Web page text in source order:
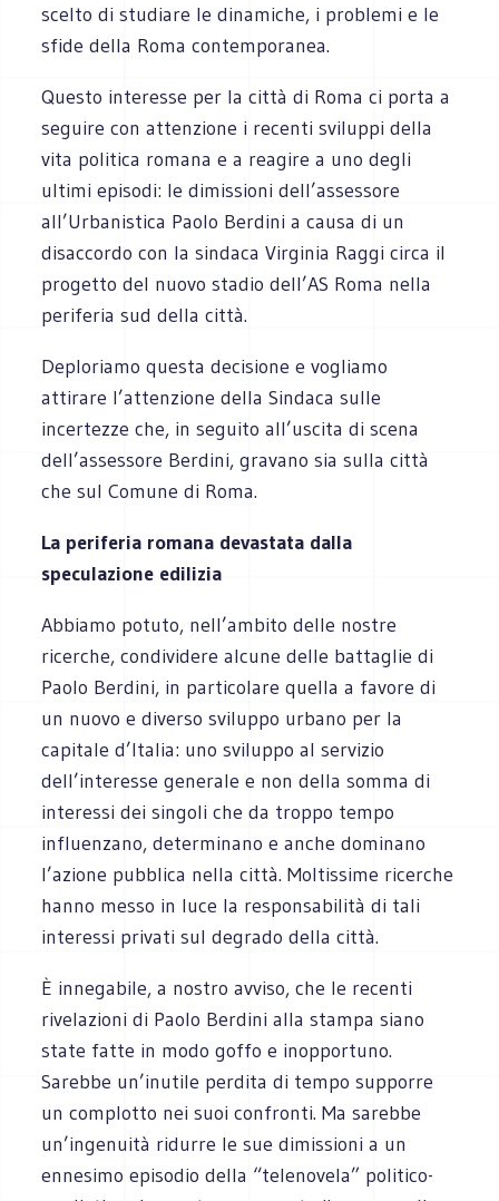
scelto di studiare le dinamiche, i problemi e le
sfide della Roma contemporanea.
Questo interesse per la città di Roma ci porta a
seguire con attenzione i recenti sviluppi della
vita politica romana e a reagire a uno degli
ultimi episodi: le dimissioni dell’assessore
all’Urbanistica Paolo Berdini a causa di un
disaccordo con la sindaca Virginia Raggi circa il
progetto del nuovo stadio dell’AS Roma nella
periferia sud della città.
Deploriamo questa decisione e vogliamo
attirare l’attenzione della Sindaca sulle
incertezze che, in seguito all’uscita di scena
dell’assessore Berdini, gravano sia sulla città
che sul Comune di Roma.
La periferia romana devastata dalla
speculazione edilizia
Abbiamo potuto, nell’ambito delle nostre
ricerche, condividere alcune delle battaglie di
Paolo Berdini, in particolare quella a favore di
un nuovo e diverso sviluppo urbano per la
capitale d’Italia: uno sviluppo al servizio
dell’interesse generale e non della somma di
interessi dei singoli che da troppo tempo
influenzano, determinano e anche dominano
l’azione pubblica nella città. Moltissime ricerche
hanno messo in luce la responsabilità di tali
interessi privati sul degrado della città.
È innegabile, a nostro avviso, che le recenti
rivelazioni di Paolo Berdini alla stampa siano
state fatte in modo goffo e inopportuno.
Sarebbe un’inutile perdita di tempo supporre
un complotto nei suoi confronti. Ma sarebbe
un’ingenuità ridurre le sue dimissioni a un
ennesimo episodio della “telenovela” politico-